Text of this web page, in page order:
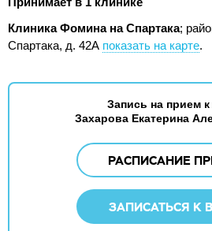
Клиника Фомина на Спартака;
Спартака, д. 42А показать на карте.
Запись на прием
Захарова Екатерина
РАСПИСАНИЕ
ЗАПИСАТЬСЯ К